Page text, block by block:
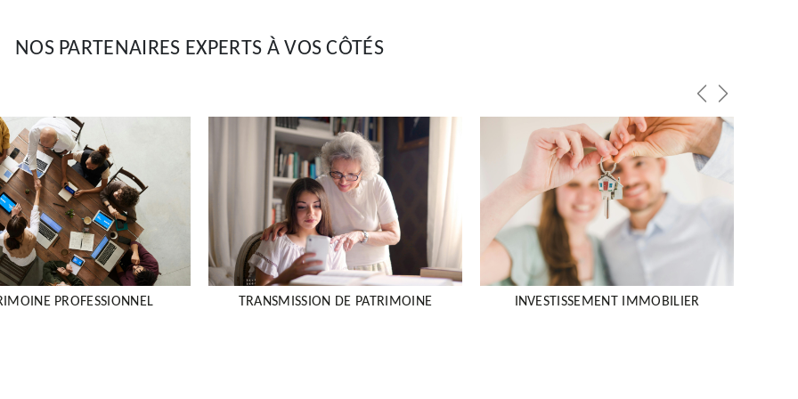
NOS PARTENAIRES EXPERTS À VOS CÔTÉS
Previous
Next
PROFESSIONNEL TRANSMISSION DE PATRIMOINE INVESTISSEMENT IMMOBILIER